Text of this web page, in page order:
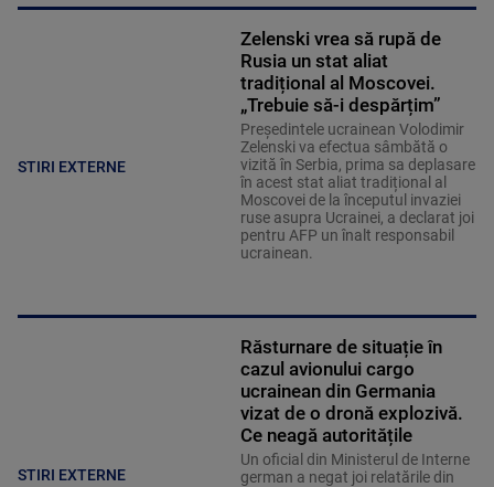
STIRI EXTERNE
Zelenski vrea să rupă de
Rusia un stat aliat
tradițional al Moscovei.
„Trebuie să-i despărțim”
Președintele ucrainean Volodimir
Zelenski va efectua sâmbătă o
vizită în Serbia, prima sa deplasare
în acest stat aliat tradițional al
Moscovei de la începutul invaziei
ruse asupra Ucrainei, a declarat joi
pentru AFP un înalt responsabil
ucrainean.
STIRI EXTERNE
Răsturnare de situație în
cazul avionului cargo
ucrainean din Germania
vizat de o dronă explozivă.
Ce neagă autoritățile
Un oficial din Ministerul de Interne
german a negat joi relatările din